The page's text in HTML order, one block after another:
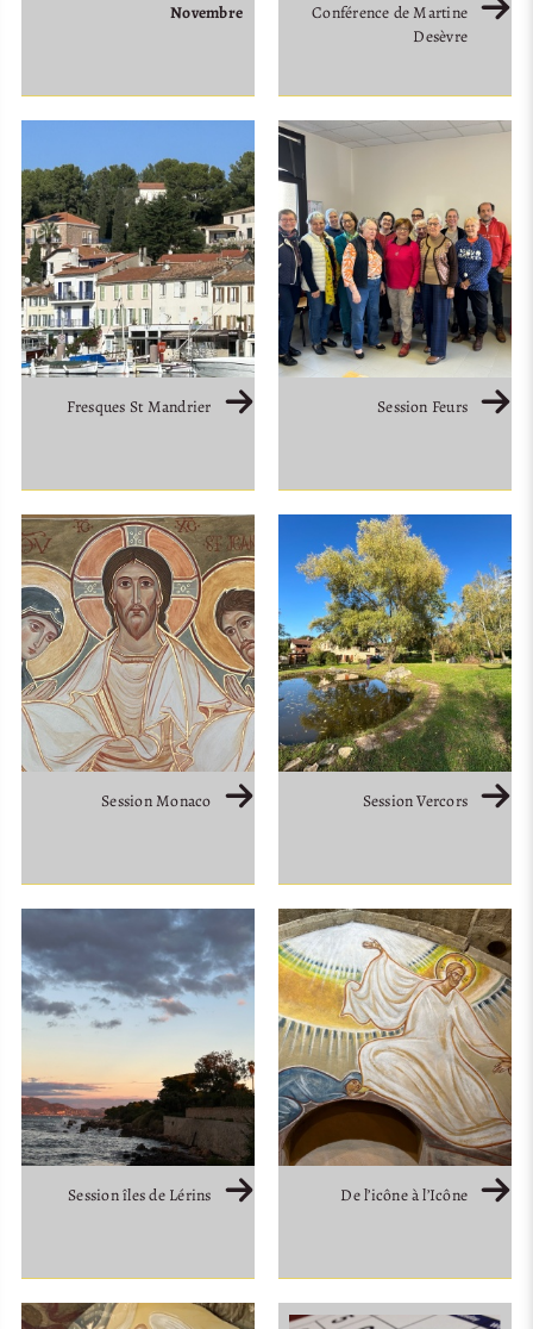
Novembre
Conférence de Martine
Desèvre
Fresques St Mandrier Session Feurs
Session Monaco Session Vercors
Session îles de Lérins De l’icône à l’Icône